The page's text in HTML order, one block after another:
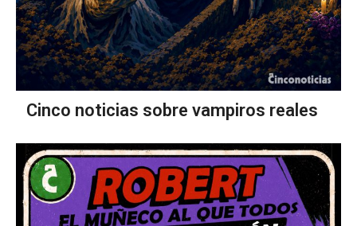
Cinco noticias sobre vampiros reales